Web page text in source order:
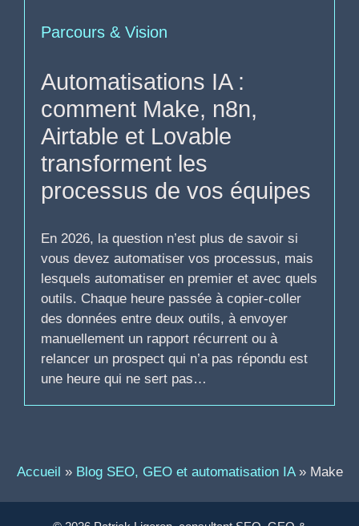
Parcours & Vision
Automatisations IA :
comment Make, n8n,
Airtable et Lovable
transforment les
processus de vos équipes
En 2026, la question n’est plus de savoir si
vous devez automatiser vos processus, mais
lesquels automatiser en premier et avec quels
outils. Chaque heure passée à copier-coller
des données entre deux outils, à envoyer
manuellement un rapport récurrent ou à
relancer un prospect qui n’a pas répondu est
une heure qui ne sert pas…
Accueil » Blog SEO, GEO et automatisation IA» Make